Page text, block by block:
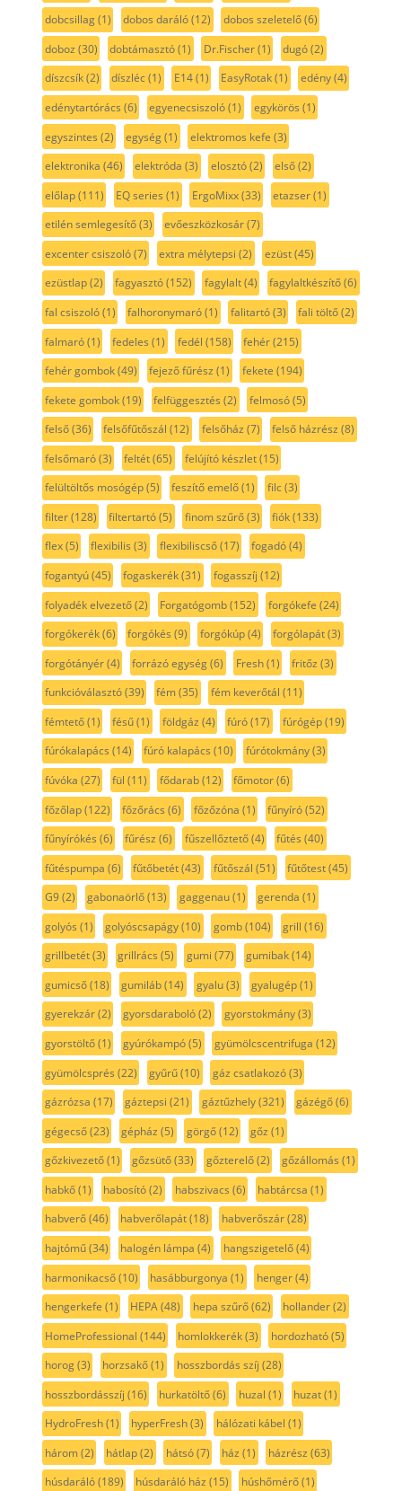
dobcsillag(1) dobos daráló(12) dobos szeletelő(6)
doboz (30) dobtámasztó(1) Dr.Fischer(1) dugó(2)
díszcsík(2) díszléc(1) E14(1) EasyRotak(1) edény(4)
edénytartórács (6) egyenecsiszoló(1) egykörös (1)
egyszintes (2) egység(1) elektromos kefe (3)
elektronika (46) elektróda (3) elosztó(2) első(2)
előlap(111) EQ series (1) ErgoMixx(33) etazser(1)
etilén semlegesítő(3) evőeszközkosár(7)
excenter csiszoló(7) extra mélytepsi (2) ezüst(45)
ezüstlap(2) fagyasztó(152) fagylalt(4) fagylaltkészítő(6)
fal csiszoló(1) falhoronymaró(1) falitartó(3) fali töltő(2)
falmaró(1) fedeles (1) fedél (158) fehér(215)
fehér gombok(49) fejező fűrész (1) fekete (194)
fekete gombok(19) felfüggesztés (2) felmosó(5)
felső(36) felsőfűtőszál (12) felsőház (7) felső házrész (8)
felsőmaró(3) feltét(65) felújító készlet(15)
felültöltős mosógép(5) feszítő emelő(1) filc(3)
filter(128) filtertartó(5) finom szűrő(3) fiók(133)
flex(5) flexibilis (3) flexibiliscső(17) fogadó(4)
fogantyú(45) fogaskerék(31) fogasszíj (12)
folyadék elvezető(2) Forgatógomb(152) forgókefe (24)
forgókerék(6) forgókés (9) forgókúp(4) forgólapát(3)
forgótányér(4) forrázó egység(6) Fresh(1) fritőz (3)
funkcióválasztó(39) fém(35) fém keverőtál (11)
fémtető(1) fésű(1) földgáz (4) fúró(17) fúrógép(19)
fúrókalapács (14) fúró kalapács (10) fúrótokmány(3)
fúvóka (27) fül (11) fődarab(12) főmotor(6)
főzőlap(122) főzőrács (6) főzőzóna (1) fűnyíró(52)
fűnyírókés (6) fűrész (6) fűszellőztető(4) fűtés (40)
fűtéspumpa (6) fűtőbetét(43) fűtőszál (51) fűtőtest(45)
G9(2) gabonaörlő(13) gaggenau(1) gerenda (1)
golyós (1) golyóscsapágy(10) gomb(104) grill (16)
grillbetét(3) grillrács (5) gumi (77) gumibak(14)
gumicső(18) gumiláb(14) gyalu(3) gyalugép(1)
gyerekzár(2) gyorsdaraboló(2) gyorstokmány(3)
gyorstöltő(1) gyúrókampó(5) gyümölcscentrifuga (12)
gyümölcsprés (22) gyűrű(10) gáz csatlakozó(3)
gázrózsa (17) gáztepsi (21) gáztűzhely(321) gázégő(6)
gégecső(23) gépház (5) görgő(12) gőz (1)
gőzkivezető(1) gőzsütő(33) gőzterelő(2) gőzállomás (1)
habkő(1) habosító(2) habszivacs (6) habtárcsa (1)
habverő(46) habverőlapát(18) habverőszár(28)
hajtómű(34) halogén lámpa (4) hangszigetelő(4)
harmonikacső(10) hasábburgonya (1) henger(4)
hengerkefe (1) HEPA(48) hepa szűrő(62) hollander(2)
HomeProfessional (144) homlokkerék(3) hordozható(5)
horog(3) horzsakő(1) hosszbordás szíj (28)
hosszbordásszíj (16) hurkatöltő(6) huzal (1) huzat(1)
HydroFresh(1) hyperFresh(3) hálózati kábel (1)
három(2) hátlap(2) hátsó(7) ház (1) házrész (63)
húsdaráló(189) húsdaráló ház (15) húshőmérő(1)